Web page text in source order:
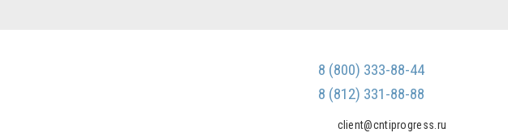
Мы не передаем ваши данные
спам
8 (800) 333-88-44
8 (812) 331-88-88
client@cntiprogress.ru